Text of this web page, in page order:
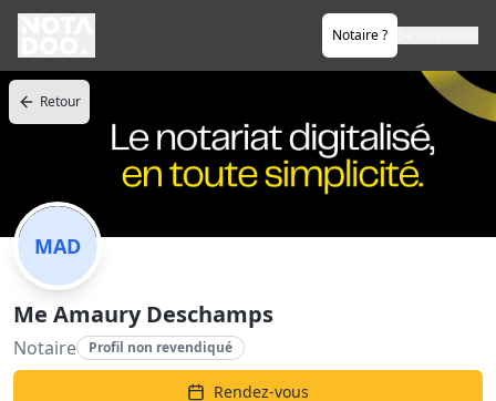
Notaire ?
Retour
MAD
Me Amaury Deschamps
Notaire Profil non revendiqué
Rendez-vous